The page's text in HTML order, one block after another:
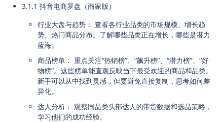
3.1.1 抖音电商罗盘（商家版）
行业大盘与趋势： 查看各行业品类的市场规模、增长趋
势、热门商品分布。了解哪些品类正在增长，哪些是潜力
蓝海。
商品榜单： 重点关注“热销榜”、“飙升榜”、“潜力榜”、“好
物榜”。这些榜单能直观反映当下最受欢迎的商品和品类。
新手可以从中找到灵感，但要避免直接复制，思考如何差
异化。
达人分析： 观察同品类头部达人的带货数据和选品策略，
学习他们的成功经验。